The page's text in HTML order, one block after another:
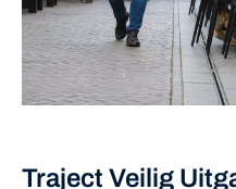
Traject Veilig